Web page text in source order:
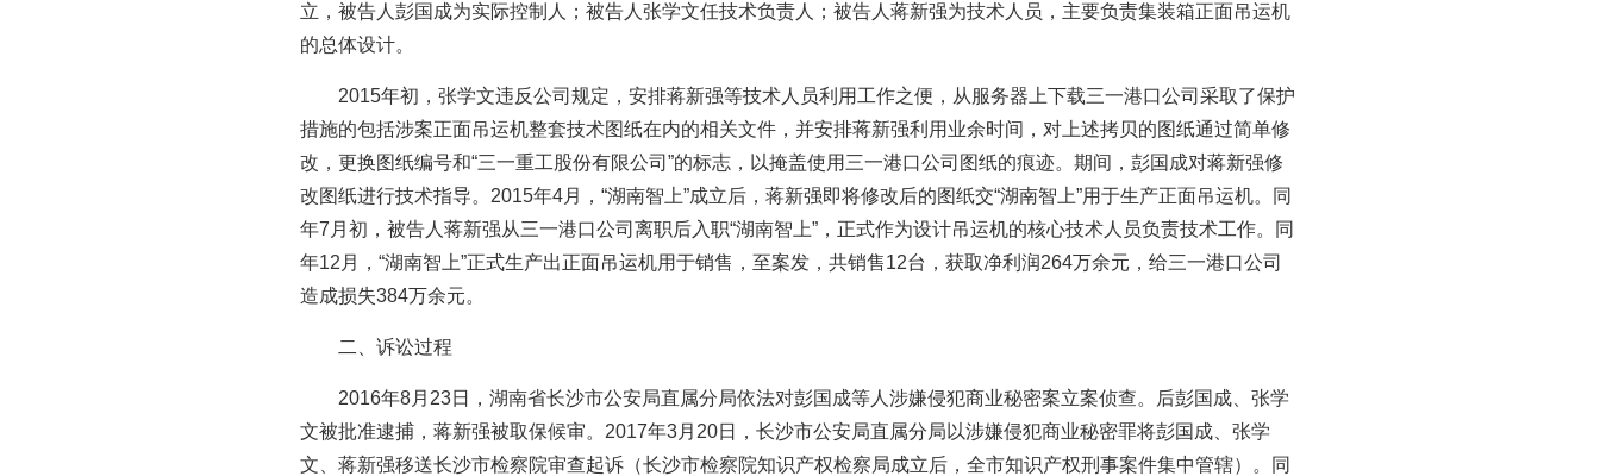
立，被告人彭国成为实际控制人；被告人张学文任技术负责人；被告人蒋新强为技术人员，主要负责集装箱正面吊运机
的总体设计。
2015年初，张学文违反公司规定，安排蒋新强等技术人员利用工作之便，从服务器上下载三一港口公司采取了保护
措施的包括涉案正面吊运机整套技术图纸在内的相关文件，并安排蒋新强利用业余时间，对上述拷贝的图纸通过简单修
改，更换图纸编号和“三一重工股份有限公司”的标志，以掩盖使用三一港口公司图纸的痕迹。期间，彭国成对蒋新强修
改图纸进行技术指导。2015年4月，“湖南智上”成立后，蒋新强即将修改后的图纸交“湖南智上”用于生产正面吊运机。同
年7月初，被告人蒋新强从三一港口公司离职后入职“湖南智上”，正式作为设计吊运机的核心技术人员负责技术工作。同
年12月，“湖南智上”正式生产出正面吊运机用于销售，至案发，共销售12台，获取净利润264万余元，给三一港口公司
造成损失384万余元。
二、诉讼过程
2016年8月23日，湖南省长沙市公安局直属分局依法对彭国成等人涉嫌侵犯商业秘密案立案侦查。后彭国成、张学
文被批准逮捕，蒋新强被取保候审。2017年3月20日，长沙市公安局直属分局以涉嫌侵犯商业秘密罪将彭国成、张学
文、蒋新强移送长沙市检察院审查起诉（长沙市检察院知识产权检察局成立后，全市知识产权刑事案件集中管辖）。同